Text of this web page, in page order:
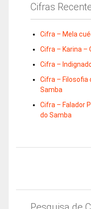
Cifras
Cifra – Mela
Cifra – Karina –
Cifra –
Cifra – Filosofia
Samba
Cifra – Falador
do Samba